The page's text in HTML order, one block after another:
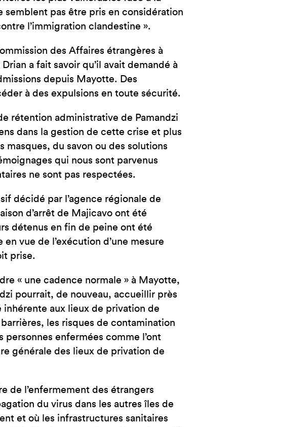
EN FRANCE
semblent pas être pris en considération
l’immigration clandestine ».
des Affaires étrangères à
a fait savoir qu’il avait demandé à
depuis Mayotte. Des
à des expulsions en toute sécurité.
rétention administrative de Pamandzi
dans la gestion de cette crise et plus
du savon ou des solutions
qui nous sont parvenus
ne sont pas respectées.
décidé par l’agence régionale de
d’arrêt de Majicavo ont été
détenus en fin de peine ont été
vue de l’exécution d’une mesure
prise.
« une cadence normale » à Mayotte,
pourrait, de nouveau, accueillir près
aux lieux de privation de
les risques de contamination
enfermées comme l’ont
générale des lieux de privation de
de l’enfermement des étrangers
du virus dans les autres îles de
et où les infrastructures sanitaires